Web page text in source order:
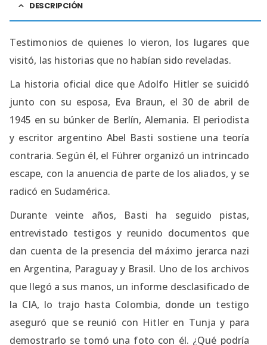
DESCRIPCIÓN
Testimonios de quienes lo vieron, los lugares que
visitó, las historias que no habían sido reveladas.
La historia oficial dice que Adolfo Hitler se suicidó
junto con su esposa, Eva Braun, el 30 de abril de
1945 en su búnker de Berlín, Alemania. El periodista
y escritor argentino Abel Basti sostiene una teoría
contraria. Según él, el Führer organizó un intrincado
escape, con la anuencia de parte de los aliados, y se
radicó en Sudamérica.
Durante veinte años, Basti ha seguido pistas,
entrevistado testigos y reunido documentos que
dan cuenta de la presencia del máximo jerarca nazi
en Argentina, Paraguay y Brasil. Uno de los archivos
que llegó a sus manos, un informe desclasificado de
la CIA, lo trajo hasta Colombia, donde un testigo
aseguró que se reunió con Hitler en Tunja y para
demostrarlo se tomó una foto con él. ¿Qué podría